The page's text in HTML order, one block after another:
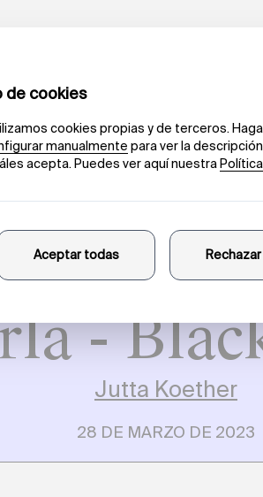
EN MATERIA DE PALABRAS
-
Mariana Castillo
-
Jutta Koether
28 DE MARZO DE 2023